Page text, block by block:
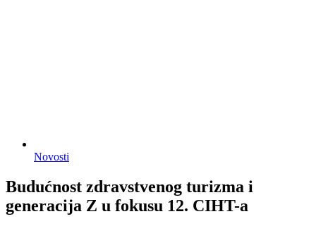
Novosti
Budućnost zdravstvenog turizma i
generacija Z u fokusu 12. CIHT-a